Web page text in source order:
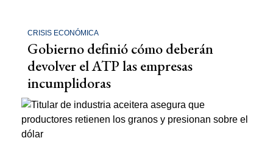
CRISIS ECONÓMICA
Gobierno definió cómo deberán
devolver el ATP las empresas
incumplidoras